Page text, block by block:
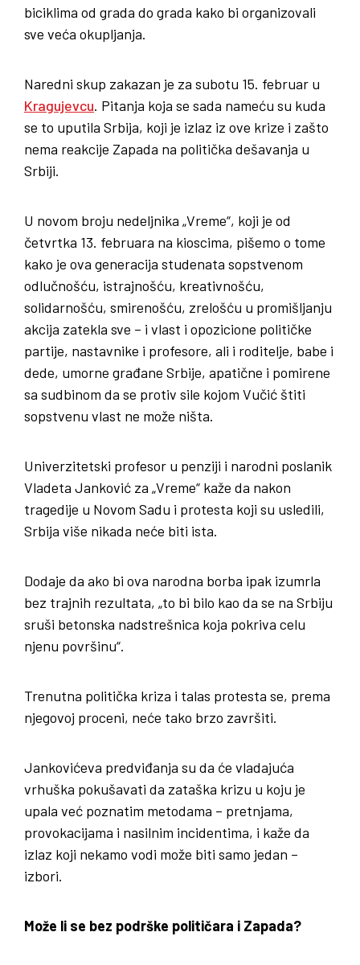
biciklima od grada do grada kako bi organizovali
sve veća okupljanja.
Naredni skup zakazan je za subotu 15. februar u
Kragujevcu. Pitanja koja se sada nameću su kuda
se to uputila Srbija, koji je izlaz iz ove krize i zašto
nema reakcije Zapada na politička dešavanja u
Srbiji.
U novom broju nedeljnika „Vreme“, koji je od
četvrtka 13. februara na kioscima, pišemo o tome
kako je ova generacija studenata sopstvenom
odlučnošću, istrajnošću, kreativnošću,
solidarnošću, smirenošću, zrelošću u promišljanju
akcija zatekla sve – i vlast i opozicione političke
partije, nastavnike i profesore, ali i roditelje, babe i
dede, umorne građane Srbije, apatične i pomirene
sa sudbinom da se protiv sile kojom Vučić štiti
sopstvenu vlast ne može ništa.
Univerzitetski profesor u penziji i narodni poslanik
Vladeta Janković za „Vreme“ kaže da nakon
tragedije u Novom Sadu i protesta koji su usledili,
Srbija više nikada neće biti ista.
Dodaje da ako bi ova narodna borba ipak izumrla
bez trajnih rezultata, „to bi bilo kao da se na Srbiju
sruši betonska nadstrešnica koja pokriva celu
njenu površinu“.
Trenutna politička kriza i talas protesta se, prema
njegovoj proceni, neće tako brzo završiti.
Jankovićeva predviđanja su da će vladajuća
vrhuška pokušavati da zataška krizu u koju je
upala već poznatim metodama – pretnjama,
provokacijama i nasilnim incidentima, i kaže da
izlaz koji nekamo vodi može biti samo jedan –
izbori.
Može li se bez podrške političara i Zapada?